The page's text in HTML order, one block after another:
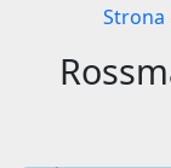
Strona